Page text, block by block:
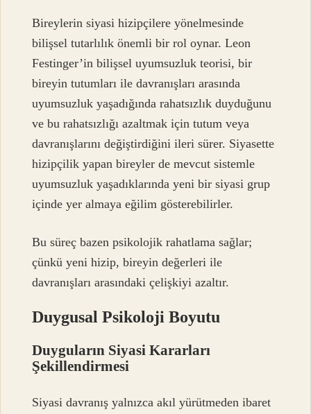
Bireylerin siyasi hizipçilere yönelmesinde
bilişsel tutarlılık önemli bir rol oynar. Leon
Festinger’in bilişsel uyumsuzluk teorisi, bir
bireyin tutumları ile davranışları arasında
uyumsuzluk yaşadığında rahatsızlık duyduğunu
ve bu rahatsızlığı azaltmak için tutum veya
davranışlarını değiştirdiğini ileri sürer. Siyasette
hizipçilik yapan bireyler de mevcut sistemle
uyumsuzluk yaşadıklarında yeni bir siyasi grup
içinde yer almaya eğilim gösterebilirler.
Bu süreç bazen psikolojik rahatlama sağlar;
çünkü yeni hizip, bireyin değerleri ile
davranışları arasındaki çelişkiyi azaltır.
Duygusal Psikoloji Boyutu
Duyguların Siyasi Kararları
Şekillendirmesi
Siyasi davranış yalnızca akıl yürütmeden ibaret